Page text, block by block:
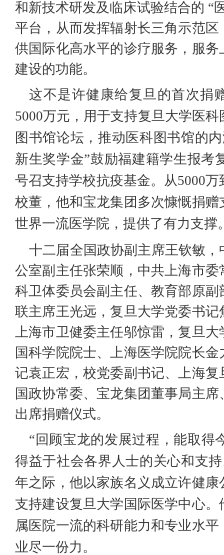
和新技术研发及临床试验结合的 “
平台，从而发挥辐射长三角示范
供国际化高水平的诊疗服务，服
建设的功能。
这不是许健康给复旦的首次捐
5000万元，用于支持复旦大学医
图书馆论坛，推动医科图书馆的
新生奖学金”鼓励福建籍学生报考
号召支持学校抗疫基金。从5000
校董，他和宝龙集团多次慷慨捐
世界一流医学院，提供了有力支撑
十二届全国政协副主席王钦敏
公室副主任张荣顺，中共上海市
科卫体委员会副主任、教育部原
联主席王光远，复旦大学党委书
上海市卫健委主任邬惊雷，复旦
国科学院院士、上海医学院院长
记袁正宏，校党委副书记、上海
国政协常委、宝龙集团董事局主
出席捐赠仪式。
“回顾宝龙的发展过程，能取得
得益于社会各界人士的关心和支
年之际，他以家族名义成立许健
支持建设复旦大学国际医学中心
属医院一流的科研能力和专业水
业尽一份力。